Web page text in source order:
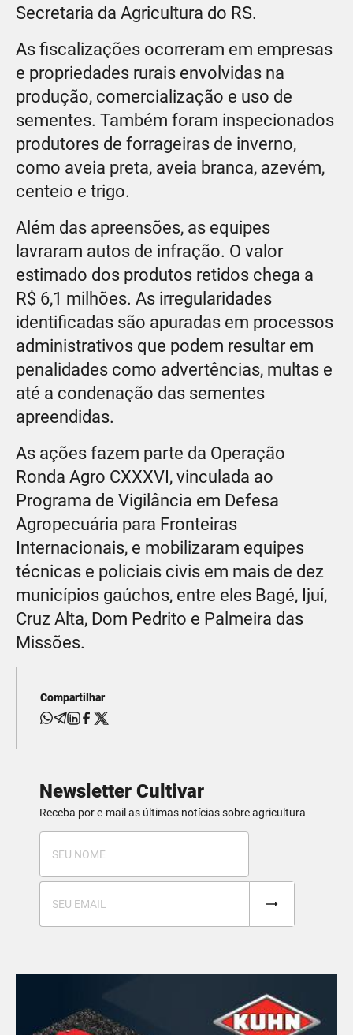
Secretaria da Agricultura do RS.
As fiscalizações ocorreram em empresas
e propriedades rurais envolvidas na
produção, comercialização e uso de
sementes. Também foram inspecionados
produtores de forrageiras de inverno,
como aveia preta, aveia branca, azevém,
centeio e trigo.
Além das apreensões, as equipes
lavraram autos de infração. O valor
estimado dos produtos retidos chega a
R$ 6,1 milhões. As irregularidades
identificadas são apuradas em processos
administrativos que podem resultar em
penalidades como advertências, multas e
até a condenação das sementes
apreendidas.
As ações fazem parte da Operação
Ronda Agro CXXXVI, vinculada ao
Programa de Vigilância em Defesa
Agropecuária para Fronteiras
Internacionais, e mobilizaram equipes
técnicas e policiais civis em mais de dez
municípios gaúchos, entre eles Bagé, Ijuí,
Cruz Alta, Dom Pedrito e Palmeira das
Missões.
Compartilhar
Newsletter Cultivar
Receba por e-mail as últimas notícias sobre agricultura